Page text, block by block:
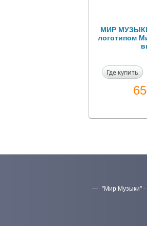
МИР
логотипом
Где купить
"Мир Музыки" -